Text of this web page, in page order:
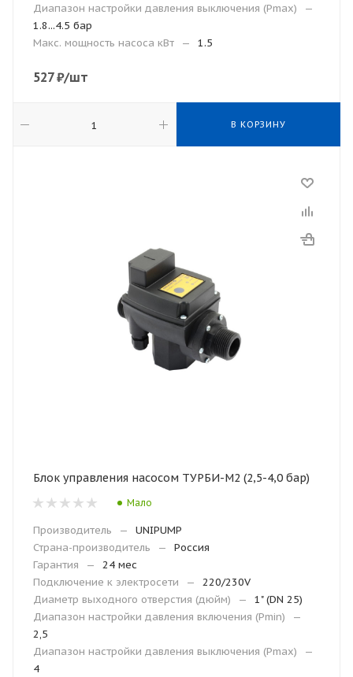
Диапазон настройки давления выключения (Рmax)
—
1.8...4.5 бар
Макс. мощность насоса кВт
— 1.5
527₽/шт
В КОРЗИНУ
Блок управления насосом ТУРБИ-М2 (2,5-4,0 бар)
Мало
Производитель —
UNIPUMP
Страна-производитель
—
Россия
Гарантия
—
24 мес
Подключение к электросети
—
220/230V
Диаметр выходного отверстия (дюйм)
—
1" (DN 25)
Диапазон настройки давления включения (Рmin)
—
2,5
Диапазон настройки давления выключения (Рmax)
—
4